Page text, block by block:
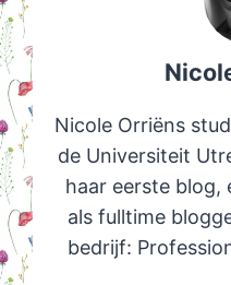
Nicole Orriëns
de Universiteit
haar eerste blog,
als fulltime
bedrijf: